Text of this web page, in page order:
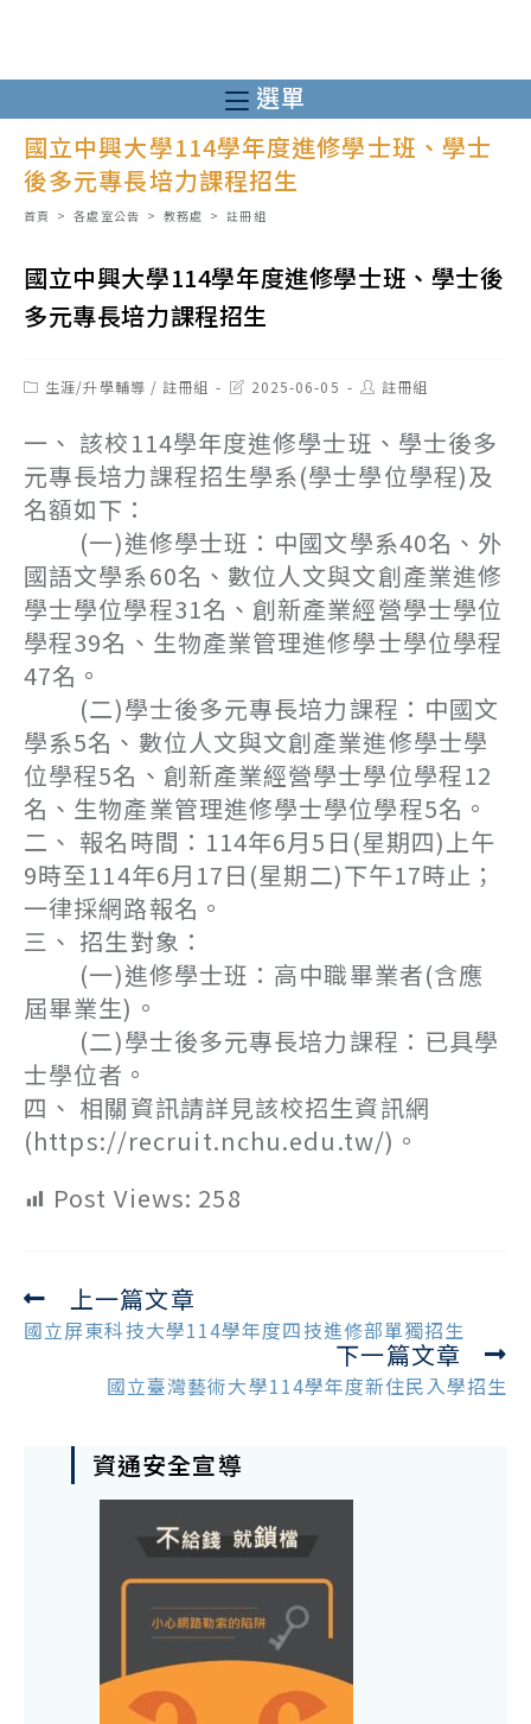
至
主
內
選單
國立中興大學114學年度進修學士班、學士
後多元專長培力課程招生
首頁 > 各處室公告 > 教務處 > 註冊組
國立中興大學114學年度進修學士班、學士後
多元專長培力課程招生
Post生涯/升學輔導 / 註冊組
Post2025-06-05
Post註冊組
一、 該校114學年度進修學士班、學士後多
元專長培力課程招生學系(學士學位學程)及
名額如下：
(一)進修學士班：中國文學系40名、外
國語文學系60名、數位人文與文創產業進修
學士學位學程31名、創新產業經營學士學位
學程39名、生物產業管理進修學士學位學程
47名。
(二)學士後多元專長培力課程：中國文
學系5名、數位人文與文創產業進修學士學
位學程5名、創新產業經營學士學位學程12
名、生物產業管理進修學士學位學程5名。
二、 報名時間：114年6月5日(星期四)上午
9時至114年6月17日(星期二)下午17時止；
一律採網路報名。
三、 招生對象：
(一)進修學士班：高中職畢業者(含應
屆畢業生)。
(二)學士後多元專長培力課程：已具學
士學位者。
四、 相關資訊請詳見該校招生資訊網
(https://recruit.nchu.edu.tw/)。
Post Views: 258
Read
more
上一篇文章
國立屏東科技大學114學年度四技進修部單獨招生
下一篇文章
國立臺灣藝術大學114學年度新住民入學招生
資通安全宣導